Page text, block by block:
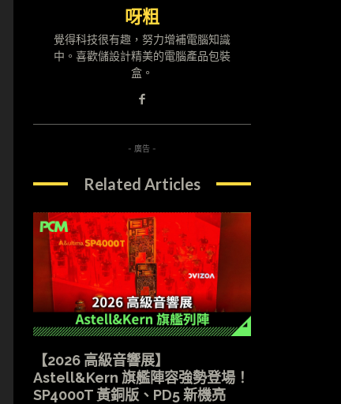
呀粗
覺得科技很有趣，努力增補電腦知識
中。喜歡儲設計精美的電腦產品包裝
盒。
- 廣告 -
Related Articles
【2026 高級音響展】
Astell&Kern 旗艦陣容強勢登場！
SP4000T 黃銅版、PD5 新機亮